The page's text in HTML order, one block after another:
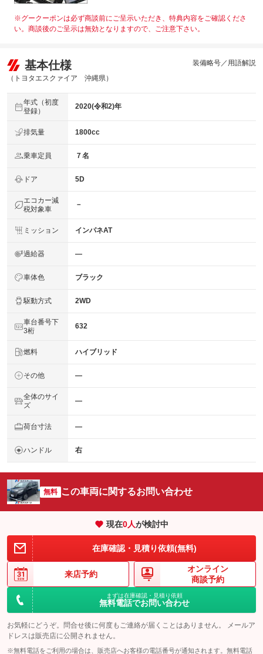
※グークーポンは必ず商談前にご呈示いただき、特典内容をご確認くださ
い。商談後のご呈示は無効となりますので、ご注意下さい。
基本仕様
（トヨタエスクァイア 沖縄県）
装備略号／用語解説
年式（初度
登録）
2020(令和2)年
排気量 1800cc
乗車定員 ７名
ドア 5D
エコカー減
税対象車
－
ミッション インパネAT
過給器 ―
車体色 ブラック
駆動方式 2WD
車台番号下
3桁
632
燃料 ハイブリッド
その他 ―
全体のサイ
ズ
―
荷台寸法 ―
ハンドル 右
無料 この車両に関するお問い合わせ
現在0人が検討中
在庫確認・見積り依頼(無料)
来店予約
オンライン
商談予約
まずは在庫確認・見積り依頼
無料電話でお問い合わせ
お気軽にどうぞ。問合せ後に何度もご連絡が届くことはありません。 メールア
ドレスは販売店に公開されません。
※無料電話をご利用の場合は、販売店へお客様の電話番号が通知されます。無料電話